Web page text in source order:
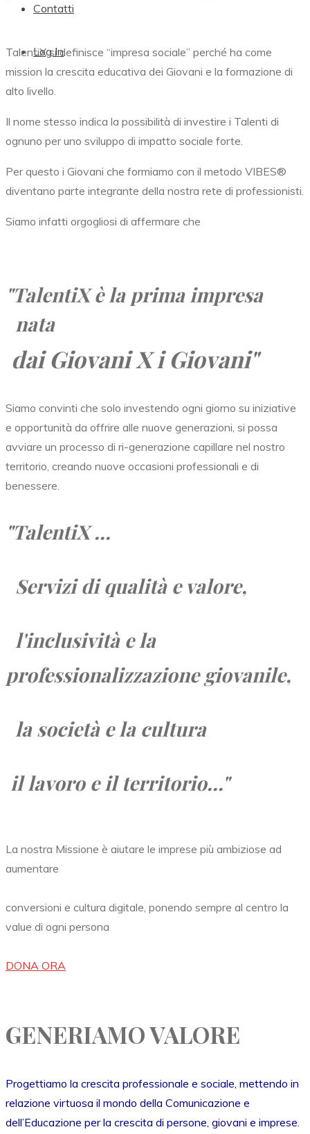
Contatti
Log In
TalentiX si definisce “impresa sociale” perché ha come
mission la crescita educativa dei Giovani e la formazione di
alto livello.
Il nome stesso indica la possibilità di investire i Talenti di
ognuno per uno sviluppo di impatto sociale forte.
Per questo i Giovani che formiamo con il metodo VIBES®
diventano parte integrante della nostra rete di professionisti.
Siamo infatti orgogliosi di affermare che
"TalentiXè la prima impresa
nata
dai Giovani X i Giovani"
Siamo convinti che solo investendo ogni giorno su iniziative
e opportunità da offrire alle nuove generazioni, si possa
avviare un processo di ri-generazione capillare nel nostro
territorio, creando nuove occasioni professionali e di
benessere.
"TalentiX ...
Servizi di qualità e valore,
l'inclusività e la
professionalizzazione giovanile,
la società ela cultura
il lavoro eil territorio..."
La nostra Missione è aiutare le imprese più ambiziose ad
aumentare
conversioni e cultura digitale, ponendo sempre al centro la
value di ogni persona
DONA ORA
GENERIAMO VALORE
Progettiamo la crescita professionale e sociale, mettendo in
relazione virtuosa il mondo della Comunicazione e
dell’Educazione per la crescita di persone, giovani e imprese.